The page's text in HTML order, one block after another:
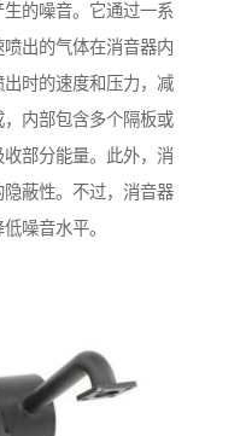
的噪音。它通过一系
出的气体在消音器内
时的速度和压力，减
内部包含多个隔板或
部分能量。此外，消
蔽性。不过，消音器
噪音水平。